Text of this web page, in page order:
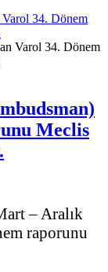
34. Dönem
Meclis
– Aralık
raporunu